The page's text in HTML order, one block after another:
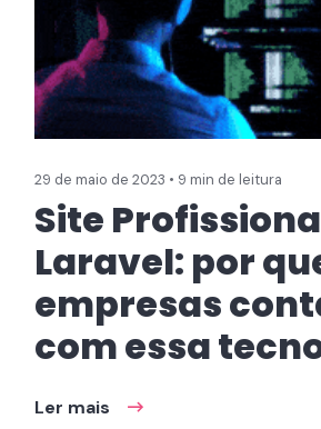
29 de maio de 2023 • 9 min de leitura
Site
Laravel: por
empresas
com essa
Ler mais